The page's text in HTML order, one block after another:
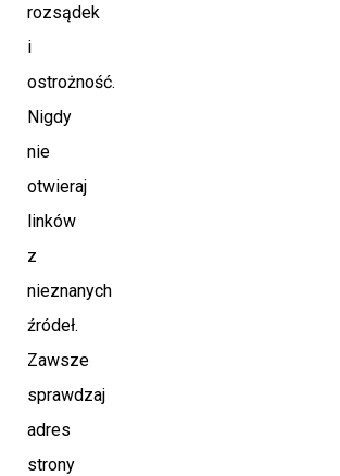
rozsądek
i
ostrożność.
Nigdy
nie
otwieraj
linków
z
nieznanych
źródeł.
Zawsze
sprawdzaj
adres
strony